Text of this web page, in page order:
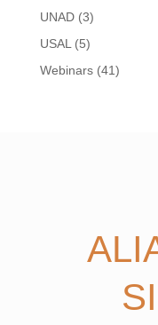
UNAD(3)
USAL (5)
Webinars(41)